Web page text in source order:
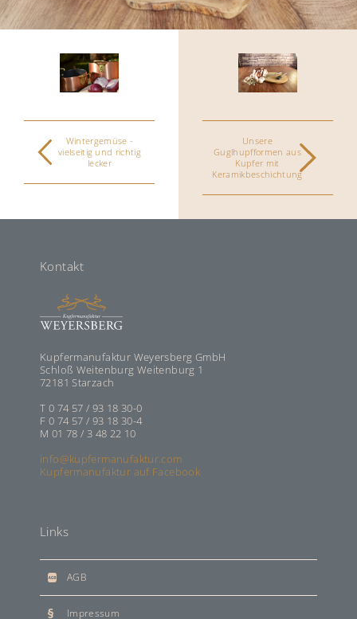
Wintergemüse -
vielseitig und richtig
lecker
Unsere
Guglhupfformen aus
Kupfer mit
Keramikbeschichtung
Kontakt
Kupfermanufaktur Weyersberg GmbH
Schloß Weitenburg Weitenburg 1
72181 Starzach
T 0 74 57 / 93 18 30-0
F 0 74 57 / 93 18 30-4
M 01 78 / 3 48 22 10
info@kupfermanufaktur.com
Kupfermanufaktur auf Facebook
Links
AGB
Impressum